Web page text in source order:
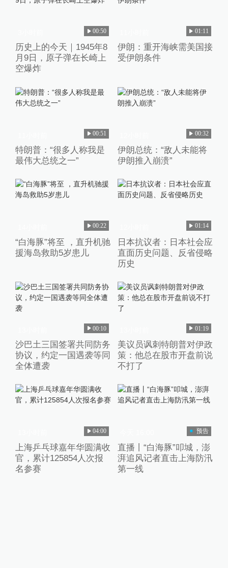
00:50
历史上的今天｜1945年8
月9日，原子弹在长崎上
空爆炸
01:11
伊朗：重开海峡需美国接
受伊朗条件
00:51
特朗普：“很多人称我是
最伟大总统之一”
00:32
伊朗总统：“敌人未能将
伊朗推入崩溃”
00:22
“白海豚”将至 ，直升机驰
援海岛救助5岁患儿
01:14
日本抗议者：日本社会应
直面历史问题、反省侵略
历史
00:10
沙巴土三国签署共同防务
协议，约定一国遇袭等同
全体遭袭
01:19
美议员讽刺特朗普对伊政
策：他总在股市开盘前说
不打了
04:00
上海乒乓球嘉年华圆满收
官，累计125854人次报
名参赛
预告
直播丨“白海豚”叩城，澎
湃追风记者直击上海防汛
第一线